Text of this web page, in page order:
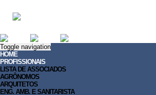
Toggle navigation
HOME
PROFISSIONAIS
LISTA DE ASSOCIADOS
AGRÔNOMOS
ARQUITETOS
ENG. AMB. E SANITARISTA